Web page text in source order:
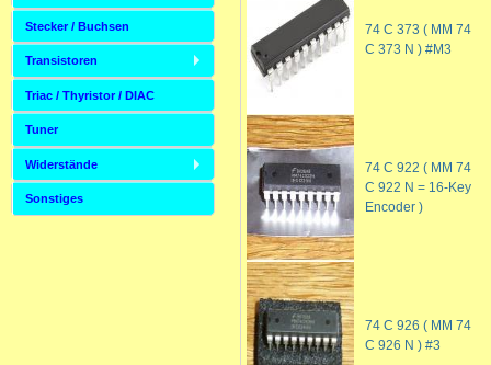
74 C 373 ( MM 74
C 373 N ) #M3
74 C 922 ( MM 74
C 922 N = 16-Key
Encoder )
74 C 926 ( MM 74
C 926 N ) #3
Stecker / Buchsen
Transistoren
Triac / Thyristor / DIAC
Tuner
Widerstände
Sonstiges